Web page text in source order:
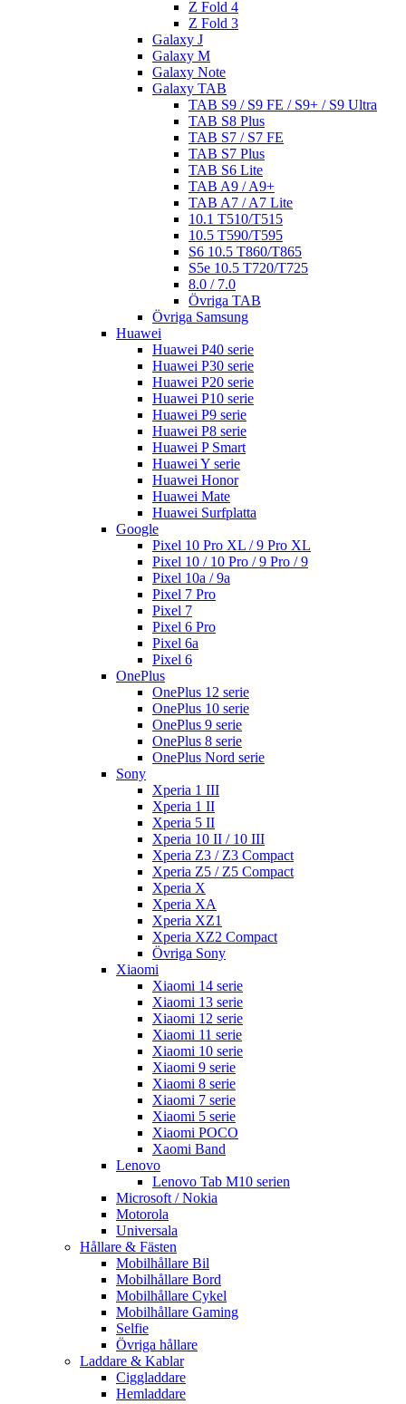
Z Fold 4
Z Fold 3
Galaxy J
Galaxy M
Galaxy Note
Galaxy TAB
TAB S9 / S9 FE / S9+ / S9 Ultra
TAB S8 Plus
TAB S7 / S7 FE
TAB S7 Plus
TAB S6 Lite
TAB A9 / A9+
TAB A7 / A7 Lite
10.1 T510/T515
10.5 T590/T595
S6 10.5 T860/T865
S5e 10.5 T720/T725
8.0 / 7.0
Övriga TAB
Övriga Samsung
Huawei
Huawei P40 serie
Huawei P30 serie
Huawei P20 serie
Huawei P10 serie
Huawei P9 serie
Huawei P8 serie
Huawei P Smart
Huawei Y serie
Huawei Honor
Huawei Mate
Huawei Surfplatta
Google
Pixel 10 Pro XL / 9 Pro XL
Pixel 10 / 10 Pro / 9 Pro / 9
Pixel 10a / 9a
Pixel 7 Pro
Pixel 7
Pixel 6 Pro
Pixel 6a
Pixel 6
OnePlus
OnePlus 12 serie
OnePlus 10 serie
OnePlus 9 serie
OnePlus 8 serie
OnePlus Nord serie
Sony
Xperia 1 III
Xperia 1 II
Xperia 5 II
Xperia 10 II / 10 III
Xperia Z3 / Z3 Compact
Xperia Z5 / Z5 Compact
Xperia X
Xperia XA
Xperia XZ1
Xperia XZ2 Compact
Övriga Sony
Xiaomi
Xiaomi 14 serie
Xiaomi 13 serie
Xiaomi 12 serie
Xiaomi 11 serie
Xiaomi 10 serie
Xiaomi 9 serie
Xiaomi 8 serie
Xiaomi 7 serie
Xiaomi 5 serie
Xiaomi POCO
Xaomi Band
Lenovo
Lenovo Tab M10 serien
Microsoft / Nokia
Motorola
Universala
Hållare & Fästen
Mobilhållare Bil
Mobilhållare Bord
Mobilhållare Cykel
Mobilhållare Gaming
Selfie
Övriga hållare
Laddare & Kablar
Ciggladdare
Hemladdare